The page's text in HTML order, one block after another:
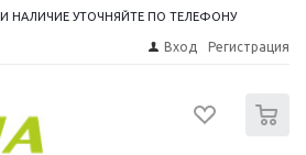
НАЛИЧИЕ УТОЧНЯЙТЕ ПО ТЕЛЕФОНУ
Вход Регистрация